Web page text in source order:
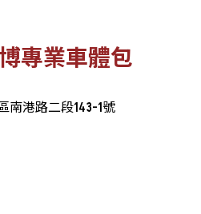
專業車體包
南港路二段143-1號